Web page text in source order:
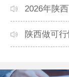
靠谱？正
2026年陕
本地公司
陕西做可